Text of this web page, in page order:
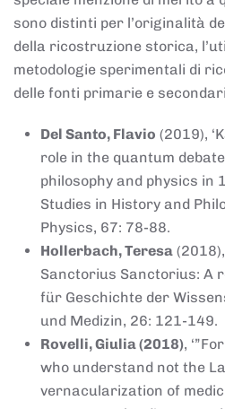
sono distinti per l’originalità
della ricostruzione storica,
metodologie sperimentali di
delle fonti primarie e
Del Santo, Flavio (2019),
role in the quantum
philosophy and physics in
Studies in History and
Physics, 67: 78-88.
Hollerbach, Teresa
Sanctorius Sanctorius: A
für Geschichte der
und Medizin, 26: 121-149.
Rovelli, Giulia (2018),
who understand not the
vernacularization of